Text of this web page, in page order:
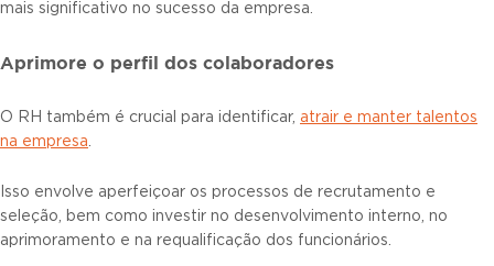
mais significativo no sucesso da empresa.
Aprimore o perfil dos colaboradores
O RH também é crucial para identificar, atrair e manter talentos
na empresa.
Isso envolve aperfeiçoar os processos de recrutamento e
seleção, bem como investir no desenvolvimento interno, no
aprimoramento e na requalificação dos funcionários.